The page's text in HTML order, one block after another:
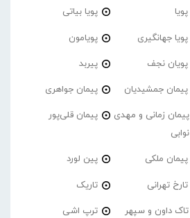
پویا پویا بیاتی
پویا جهانگیری پویامون
پویان نجف پیربد
پیمان جمشیدیان پیمان جواهری
پیمان زمانی و مهدی
نوابی
پیمان قلی‌پور
پیمان ملکی پین لورد
تارخ تهرانی تاریک
تاک داون و سپهر
ترپ اشی